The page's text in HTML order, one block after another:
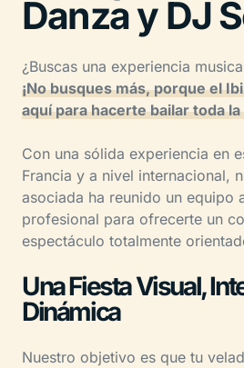
Danza y DJ
¿Buscas una experiencia
¡No busques más, porque el
aquí para hacerte bailar toda
Con una sólida experiencia en
Francia y a nivel internacional,
asociada ha reunido un equipo
profesional para ofrecerte un
espectáculo totalmente
Una Fiesta Visual,
Dinámica
Nuestro objetivo es que tu